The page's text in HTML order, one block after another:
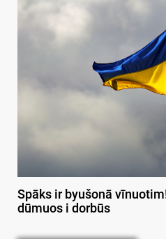
Spāks ir byušonā
dūmuos i dorbūs